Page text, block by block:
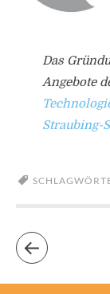
Das
Angebote
Straubing-